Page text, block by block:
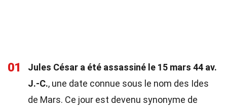
01
Jules César a été assassiné le 15 mars 44 av.
J.-C., une date connue sous le nom des Ides
de Mars. Ce jour est devenu synonyme de